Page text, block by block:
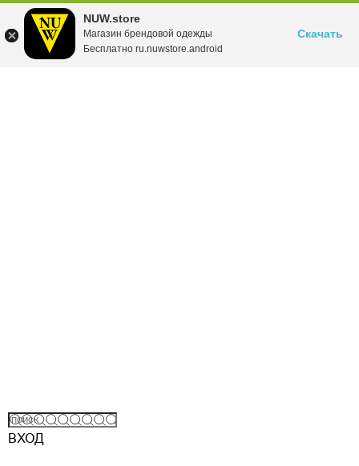
NUW.store
Магазин брендовой одежды
Бесплатно ru.nuwstore.android
Скачать
ВХОД